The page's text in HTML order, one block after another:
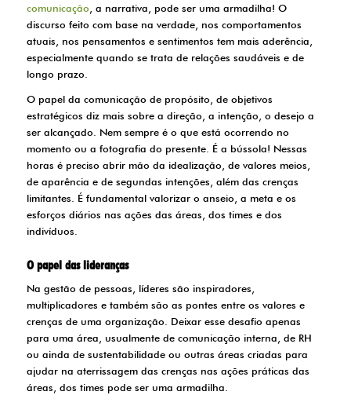
comunicação , a narrativa, pode ser uma armadilha! O
discurso feito com base na verdade, nos comportamentos
atuais, nos pensamentos e sentimentos tem mais aderência,
especialmente quando se trata de relações saudáveis e de
longo prazo.
O papel da comunicação de propósito, de objetivos
estratégicos diz mais sobre a direção, a intenção, o desejo a
ser alcançado. Nem sempre é o que está ocorrendo no
momento ou a fotografia do presente. É a bússola! Nessas
horas é preciso abrir mão da idealização, de valores meios,
de aparência e de segundas intenções, além das crenças
limitantes. É fundamental valorizar o anseio, a meta e os
esforços diários nas ações das áreas, dos times e dos
indivíduos.
O papel das lideranças
Na gestão de pessoas, líderes são inspiradores,
multiplicadores e também são as pontes entre os valores e
crenças de uma organização. Deixar esse desafio apenas
para uma área, usualmente de comunicação interna, de RH
ou ainda de sustentabilidade ou outras áreas criadas para
ajudar na aterrissagem das crenças nas ações práticas das
áreas, dos times pode ser uma armadilha.